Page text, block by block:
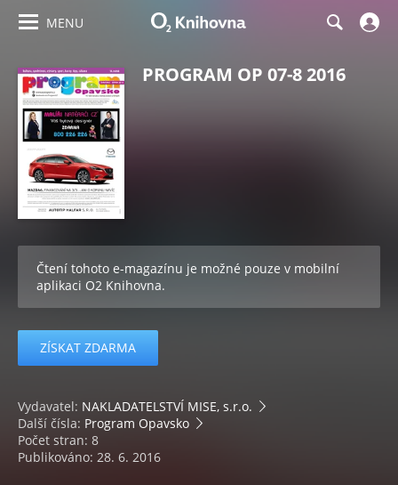
MENU
PROGRAM OP 07-8 2016
Čtení tohoto e-magazínu je možné pouze v mobilní
aplikaci O2 Knihovna.
ZÍSKAT ZDARMA
Vydavatel: NAKLADATELSTVÍ MISE, s.r.o.
Další čísla: Program Opavsko
Počet stran: 8
Publikováno: 28. 6. 2016